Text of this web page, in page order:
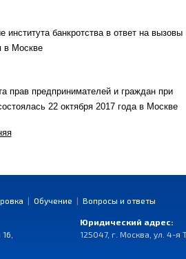
банкротства в ответ на вызовы
в Москве
прав предпринимателей и граждан при
22 октября 2017 года в Москве
| Обучение | Вопросы и ответы
Юридический адрес:
125047, г. Москва, ул. 4-я